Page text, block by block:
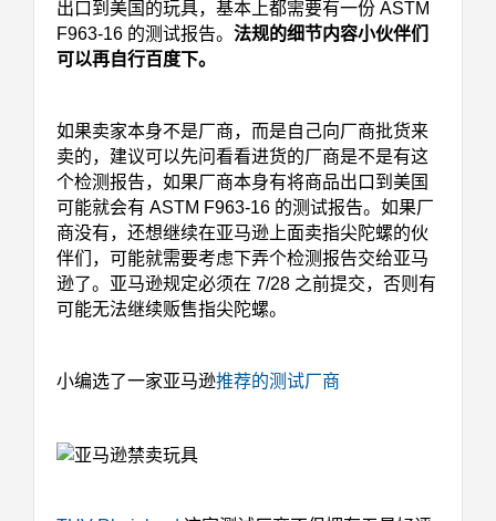
出口到美国的玩具，基本上都需要有一份 ASTM
F963-16 的测试报告。 法规的细节内容小伙伴们
可以再自行百度下。
如果卖家本身不是厂商，而是自己向厂商批货来
卖的，建议可以先问看看进货的厂商是不是有这
个检测报告，如果厂商本身有将商品出口到美国
可能就会有 ASTM F963-16 的测试报告。如果厂
商没有，还想继续在亚马逊上面卖指尖陀螺的伙
伴们，可能就需要考虑下弄个检测报告交给亚马
逊了。亚马逊规定必须在 7/28 之前提交，否则有
可能无法继续贩售指尖陀螺。
小编选了一家亚马逊推荐的测试厂商